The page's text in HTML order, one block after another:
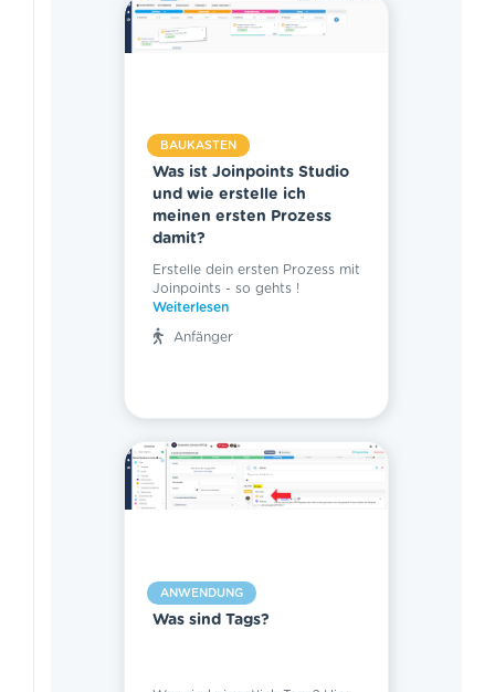
BAUKASTEN
Was ist Joinpoints Studio
und wie erstelle ich
meinen ersten Prozess
damit?
Erstelle dein ersten Prozess mit
Joinpoints - so gehts !
Weiterlesen
Anfänger
ANWENDUNG
Was sind Tags?